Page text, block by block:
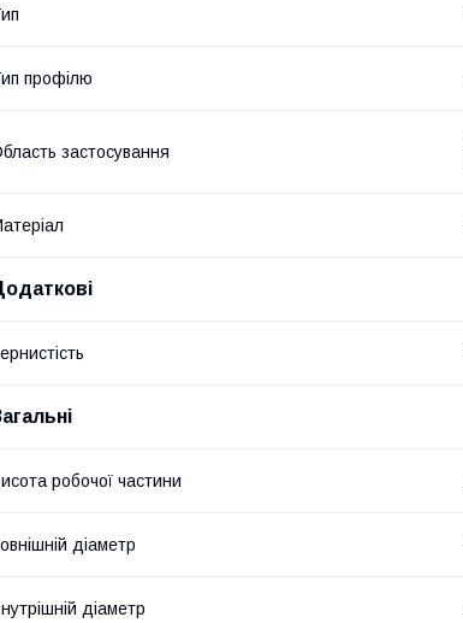
профілю
застосування
робочої частини
діаметр
діаметр